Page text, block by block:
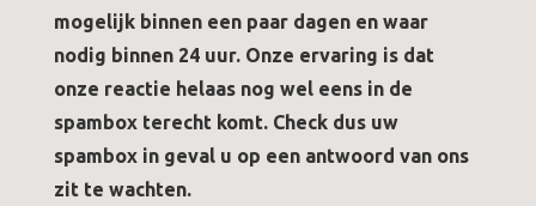
mogelijk binnen een paar dagen en waar
nodig binnen 24 uur. Onze ervaring is dat
onze reactie helaas nog wel eens in de
spambox terecht komt. Check dus uw
spambox in geval u op een antwoord van ons
zit te wachten.